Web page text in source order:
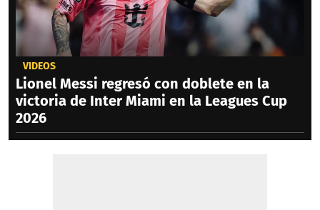
VIDEOS
Lionel Messi regresó con doblete en la
victoria de Inter Miami en la Leagues Cup
2026